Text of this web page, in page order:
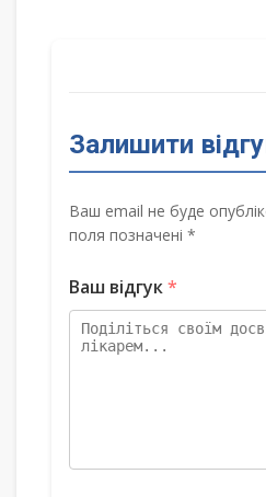
Залишити
Ваш email не буде
поля позначені *
Ваш відгук*